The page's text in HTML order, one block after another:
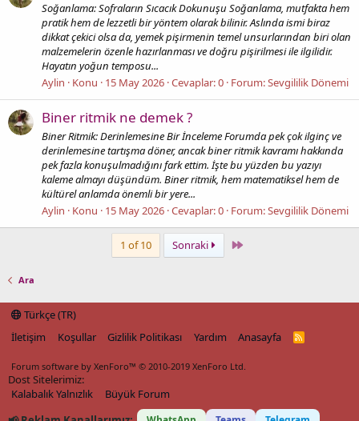
Soğanlama: Sofraların Sıcacık Dokunuşu Soğanlama, mutfakta hem
pratik hem de lezzetli bir yöntem olarak bilinir. Aslında ismi biraz
dikkat çekici olsa da, yemek pişirmenin temel unsurlarından biri olan
malzemelerin özenle hazırlanması ve doğru pişirilmesi ile ilgilidir.
Hayatın yoğun temposu...
Aylin
Konu 15 May 2026 Cevaplar: 0 Forum:Sevgililik Dönemi
Biner ritmik ne demek ?
Biner Ritmik: Derinlemesine Bir İnceleme Forumda pek çok ilginç ve
derinlemesine tartışma döner, ancak biner ritmik kavramı hakkında
pek fazla konuşulmadığını fark ettim. İşte bu yüzden bu yazıyı
kaleme almayı düşündüm. Biner ritmik, hem matematiksel hem de
kültürel anlamda önemli bir yere...
Aylin
Konu 15 May 2026 Cevaplar: 0 Forum:Sevgililik Dönemi
1 of 10 Sonraki Last
Ara
Türkçe (TR)
İletişim
Koşullar Gizlilik Politikası Yardım Anasayfa
R
Forum software by XenForo™ © 2010-2019 XenForo Ltd.
Dost Sitelerimiz:
Kalabalık Yalnızlık
Büyük Forum